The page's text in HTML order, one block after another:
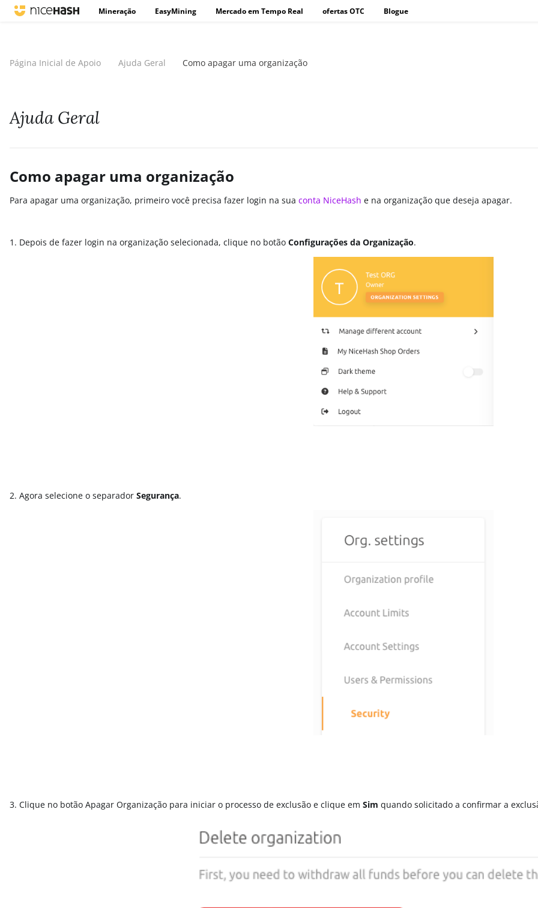
Mineração EasyMining Mercado em Tempo Real ofertas OTC Blogue
Página Inicial de Apoio Ajuda Geral Como apagar uma organização
Ajuda Geral
Como apagar uma organização
Para apagar uma organização, primeiro você precisa fazer login na sua conta NiceHash e na organização que deseja apagar.
1. Depois de fazer login na organização selecionada, clique no botão Configurações da Organização.
2. Agora selecione o separador Segurança.
3. Clique no botão Apagar Organização para iniciar o processo de exclusão e clique em Sim quando solicitado a confirmar a